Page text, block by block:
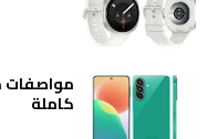
كاملة